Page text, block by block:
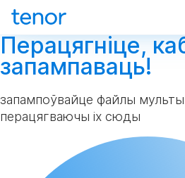
Перацягніце,
запампаваць!
запампоўвайце файлы
перацягваючы іх сюды